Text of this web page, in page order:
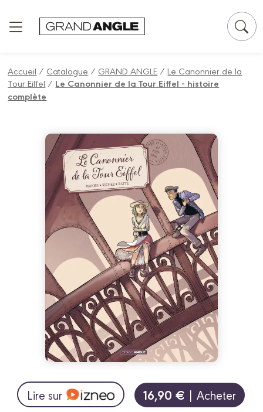
Accueil / Catalogue / GRAND ANGLE /Le Canonnier de la
Tour Eiffel / Le Canonnier de la Tour Eiffel - histoire
complète
Lire sur 16,90 € | Acheter